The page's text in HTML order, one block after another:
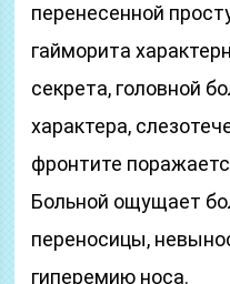
перенесенной
гайморита
секрета, головной
характера,
фронтите
Больной ощущает
переносицы,
гиперемию носа.